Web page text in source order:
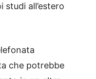
studi all’estero
che potrebbe